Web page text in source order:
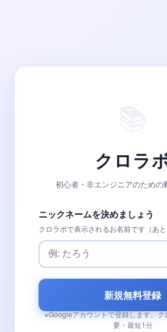
クロラ
初心者・非エンジニアのための
ニックネームを決めましょう
クロラボで表示されるお名前です（あと
新規無料登録
※Googleアカウントで登録します。ク
要・最短1分